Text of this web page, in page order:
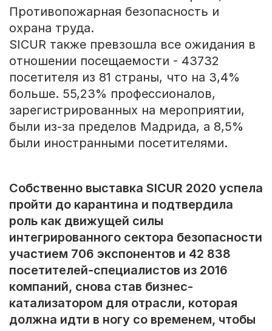
Противопожарная безопасность и
охрана труда.
SICUR также превзошла все ожидания в
отношении посещаемости - 43732
посетителя из 81 страны, что на 3,4%
больше. 55,23% профессионалов,
зарегистрированных на мероприятии,
были из-за пределов Мадрида, а 8,5%
были иностранными посетителями.
Собственно выставка SICUR 2020 успела
пройти до карантина и подтвердила
роль как движущей силы
интегрированного сектора безопасности
участием 706 экспонентов и 42 838
посетителей-специалистов из 2016
компаний, снова став бизнес-
катализатором для отрасли, которая
должна идти в ногу со временем, чтобы